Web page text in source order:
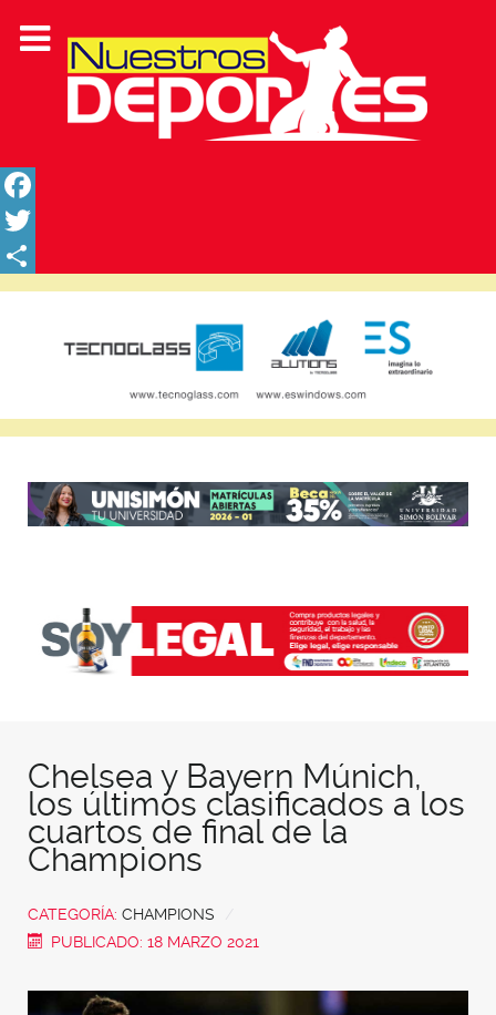
Facebook
Twitter
Share
Chelsea y Bayern Múnich,
los últimos clasificados a los
cuartos de final de la
Champions
CATEGORÍA: CHAMPIONS
PUBLICADO: 18 MARZO 2021